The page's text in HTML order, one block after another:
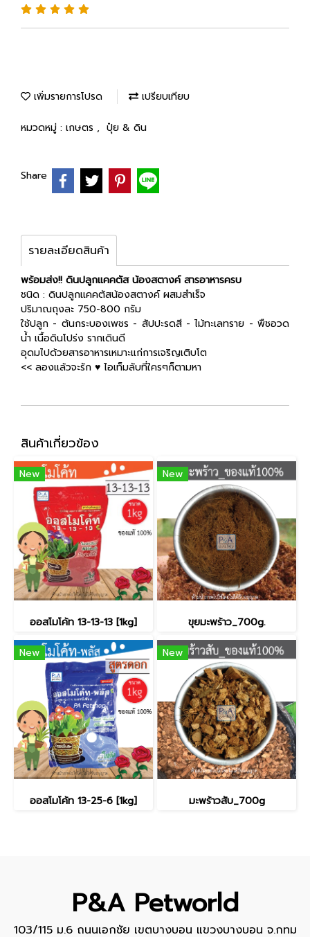
เพิ่มรายการโปรด เปรียบเทียบ
หมวดหมู่ : เกษตร , ปุ๋ย & ดิน
Share
รายละเอียดสินค้า
พร้อมส่ง!! ดินปลูกแคคตัส น้องสตางค์ สารอาหารครบ
ชนิด : ดินปลูกแคคตัสน้องสตางค์ ผสมสำเร็จ
ปริมาณถุงละ 750-800 กรัม
ใช้ปลูก - ต้นกระบองเพชร - สัปปะรดสี - ไม้ทะเลทราย - พืชอวด
น้ำ เนื้อดินโปร่ง รากเดินดี
อุดมไปด้วยสารอาหารเหมาะแก่การเจริญเติบโต
<< ลองแล้วจะรัก ♥️ ไอเท็มลับที่ใครๆก็ตามหา
สินค้าเกี่ยวข้อง
New
ออสโมโค้ท 13-13-13 [1kg]
New
ขุยมะพร้าว_700g.
New
ออสโมโค้ท 13-25-6 [1kg]
New
มะพร้าวสับ_700g
P&A Petworld
103/115 ม.6 ถนนเอกชัย เขตบางบอน แขวงบางบอน จ.กทม